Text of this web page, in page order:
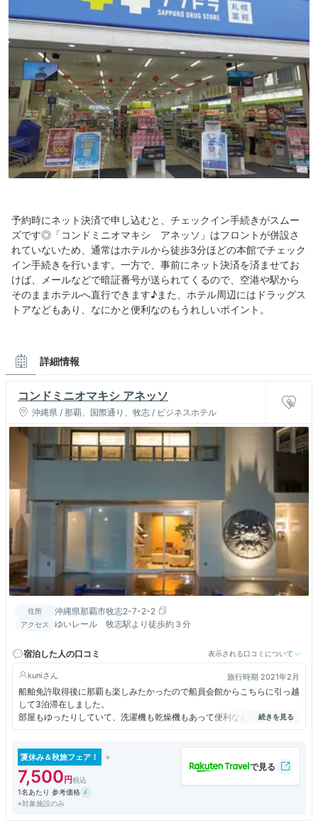
予約時にネット決済で申し込むと、チェックイン手続きがスムー
ズです◎「コンドミニオマキシ アネッソ」はフロントが併設さ
れていないため、通常はホテルから徒歩3分ほどの本館でチェック
イン手続きを行います。一方で、事前にネット決済を済ませてお
けば、メールなどで暗証番号が送られてくるので、空港や駅から
そのままホテルへ直行できます♪また、ホテル周辺にはドラッグス
トアなどもあり、なにかと便利なのもうれしいポイント。
詳細情報
コンドミニオマキシ アネッソ
沖縄県 / 那覇、国際通り、牧志 / ビジネスホテル
住所 沖縄県那覇市牧志2-7-2-2
アクセス ゆいレール 牧志駅より徒歩約３分
宿泊した人の口コミ 表示される口コミについて
kuni 旅行時期 2021年2月
船舶免許取得後に那覇も楽しみたかったので船員会館からこちらに引っ越
して3泊滞在しました。
部屋もゆったりしていて、洗濯機も乾燥機もあって便利なんですが、コン
ドミニアムなのに残念ながらキッチンがありませんでした。
ス評価です。
夏休み＆秋旅フェア！
7,500
1名あたり 参考価格
※対象施設のみ